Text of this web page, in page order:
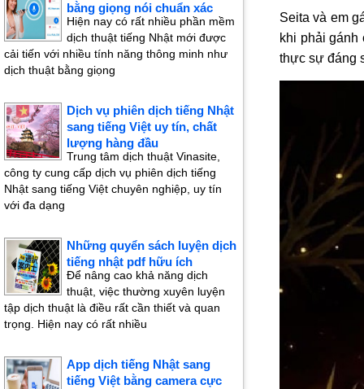
Seita và em
khi phải
thực sự đáng
bằng giọng nói chuẩn xác
Hiện nay có rất nhiều phần mềm
dịch thuật tiếng Nhật mới được
cải tiến với nhiều tính năng thông minh như
dịch thuật bằng giọng
Dịch vụ phiên dịch tiếng Nhật
sang tiếng Việt uy tín, chất
lượng hàng đầu
Trung tâm dịch thuật Vinasite,
công ty cung cấp dịch vụ phiên dịch tiếng
Nhật sang tiếng Việt chuyên nghiệp, uy tín
với đa dạng
Những quyển sách luyện dịch
tiếng nhật pdf hữu ích
Để nâng cao khả năng dịch
thuật, việc thường xuyên luyện
tập dịch thuật là điều rất cần thiết và quan
trọng. Hiện nay có rất nhiều
App dịch tiếng Nhật sang
tiếng Việt bằng camera cực